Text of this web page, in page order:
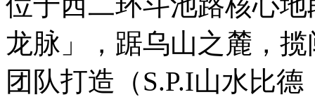
龙脉」，踞乌山之麓，
团队打造（S.P.I山水比